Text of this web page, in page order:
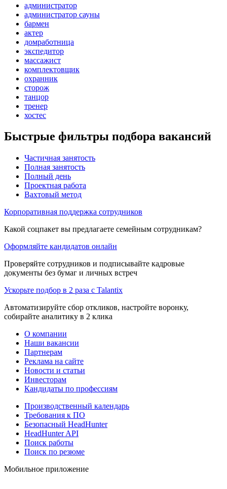
администратор
администратор сауны
бармен
актер
домработница
экспедитор
массажист
комплектовщик
охранник
сторож
танцор
тренер
хостес
Быстрые фильтры подбора вакансий
Частичная занятость
Полная занятость
Полный день
Проектная работа
Вахтовый метод
Корпоративная поддержка сотрудников
Какой соцпакет вы предлагаете семейным сотрудникам?
Оформляйте кандидатов онлайн
Проверяйте сотрудников и подписывайте кадровые
документы без бумаг и личных встреч
Ускорьте подбор в 2 раза с Talantix
Автоматизируйте сбор откликов, настройте воронку,
собирайте аналитику в 2 клика
О компании
Наши вакансии
Партнерам
Реклама на сайте
Новости и статьи
Инвесторам
Кандидаты по профессиям
Производственный календарь
Требования к ПО
Безопасный HeadHunter
HeadHunter API
Поиск работы
Поиск по резюме
Мобильное приложение